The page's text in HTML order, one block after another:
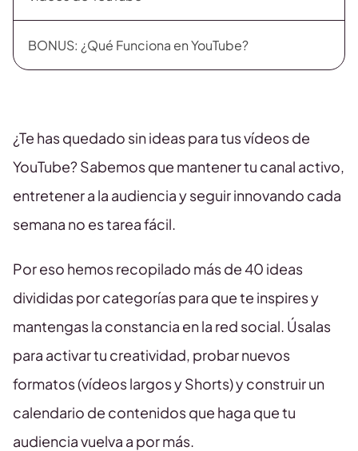
BONUS: ¿Qué Funciona en YouTube?
¿Te has quedado sin ideas para tus vídeos de
YouTube? Sabemos que mantener tu canal activo,
entretener a la audiencia y seguir innovando cada
semana no es tarea fácil.
Por eso hemos recopilado más de 40 ideas
divididas por categorías para que te inspires y
mantengas la constancia en la red social. Úsalas
para activar tu creatividad, probar nuevos
formatos (vídeos largos y Shorts) y construir un
calendario de contenidos que haga que tu
audiencia vuelva a por más.